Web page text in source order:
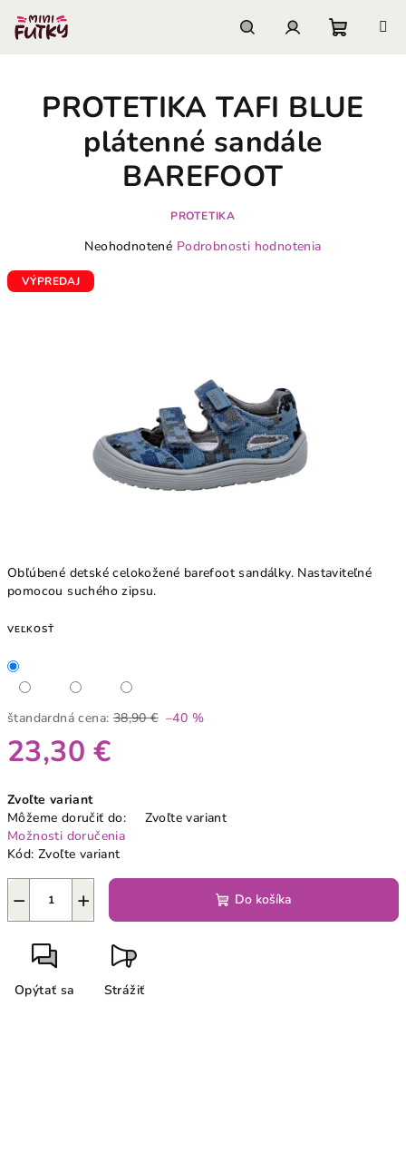
obsah
košík
Obľúbené detské celokožené barefoot sandálky. Nastaviteľné
pomocou suchého zipsu.
VEĽKOSŤ
štandardná cena: 38,90 € –40 %
23,30 €
cena:
Zvoľte variant
Môžeme doručiť do:
Zvoľte variant
Možnosti doručenia
Kód: Zvoľte variant
+
− Do košíka
Opýtať sa Strážiť
PROTETIKA TAFI BLUE
plátenné sandále
BAREFOOT
PROTETIKA
Priemerné
produktu
Neohodnotené Podrobnosti hodnotenia
VÝPREDAJ